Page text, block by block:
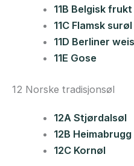
11B Belgisk
11C Flamsk surøl
11D Berliner
11E Gose
12 Norske tradisjonsøl
12A Stjørdalsøl
12B Heimabrugg
12C Kornøl